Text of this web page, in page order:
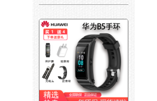
チ血酸素血圧高精確測定心拍
ファーウェイアップルミニミ
ッキーブラックに適用されま
す。